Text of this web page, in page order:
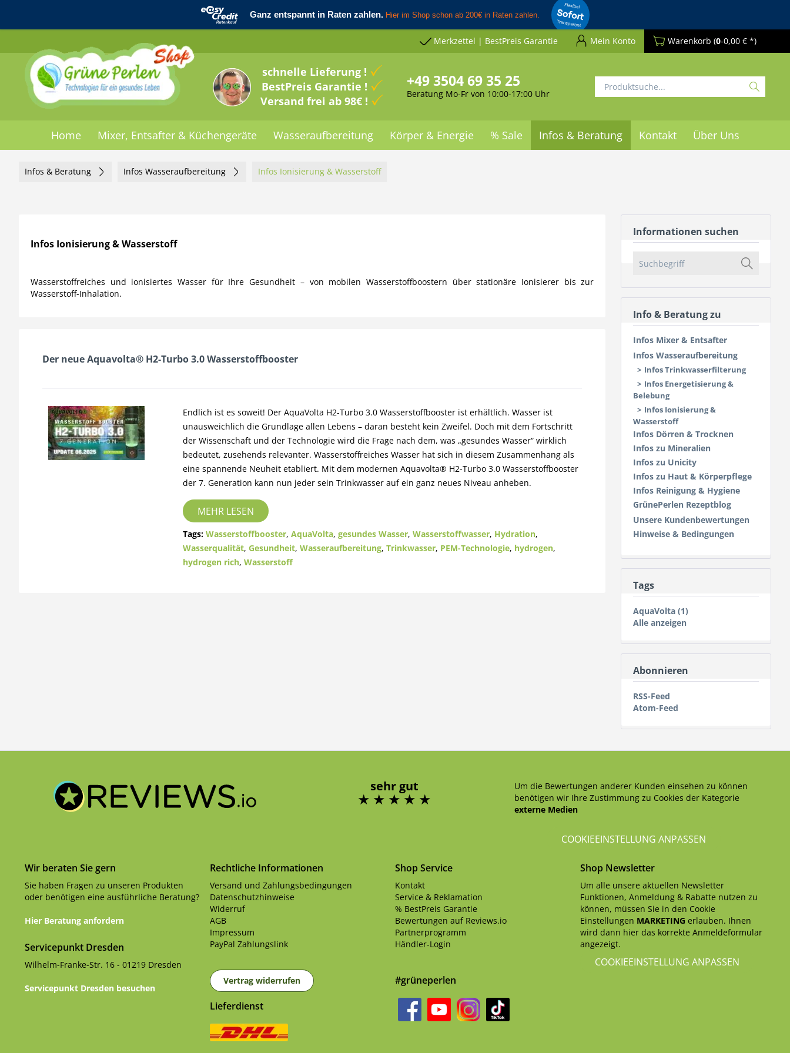
Merkzettel | BestPreis Garantie Mein Konto Warenkorb (0-0,00 € *)
schnelle Lieferung !
BestPreis Garantie !
Versand frei ab 98€ !
+49 3504 69 35 25
Beratung Mo-Fr von 10:00-17:00 Uhr
Home Mixer, Entsafter & Küchengeräte Wasseraufbereitung Körper & Energie % Sale Infos & Beratung Kontakt Über Uns
Infos & Beratung Infos Wasseraufbereitung Infos Ionisierung & Wasserstoff
Informationen suchen
Info & Beratung zu
Infos Mixer & Entsafter
Infos Wasseraufbereitung
Infos Trinkwasserfilterung
Infos Energetisierung &
Belebung
Infos Ionisierung &
Wasserstoff
Infos Dörren & Trocknen
Infos zu Mineralien
Infos zu Unicity
Infos zu Haut & Körperpflege
Infos Reinigung & Hygiene
GrünePerlen Rezeptblog
Unsere Kundenbewertungen
Hinweise & Bedingungen
Tags
AquaVolta (1)
Alle anzeigen
Abonnieren
RSS-Feed
Atom-Feed
Infos Ionisierung & Wasserstoff
Wasserstoffreiches und ionisiertes Wasser für Ihre Gesundheit – von mobilen Wasserstoffboostern über stationäre Ionisierer bis zur
Wasserstoff-Inhalation.
Der neue Aquavolta® H2-Turbo 3.0 Wasserstoffbooster
Endlich ist es soweit! Der AquaVolta H2-Turbo 3.0 Wasserstoffbooster ist erhältlich. Wasser ist
unausweichlich die Grundlage allen Lebens – daran besteht kein Zweifel. Doch mit dem Fortschritt
der Wissenschaft und der Technologie wird die Frage nach dem, was „gesundes Wasser“ wirklich
bedeutet, zusehends relevanter. Wasserstoffreiches Wasser hat sich in diesem Zusammenhang als
eine spannende Neuheit etabliert. Mit dem modernen Aquavolta® H2-Turbo 3.0 Wasserstoffbooster
der 7. Generation kann nun jeder sein Trinkwasser auf ein ganz neues Niveau anheben.
MEHR LESEN
Tags: Wasserstoffbooster, AquaVolta, gesundes Wasser, Wasserstoffwasser, Hydration,
Wasserqualität, Gesundheit, Wasseraufbereitung, Trinkwasser, PEM-Technologie, hydrogen,
hydrogen rich, Wasserstoff
sehr gut
Um die Bewertungen anderer Kunden einsehen zu können
benötigen wir Ihre Zustimmung zu Cookies der Kategorie
externe Medien
COOKIEEINSTELLUNG ANPASSEN
Wir beraten Sie gern
Sie haben Fragen zu unseren Produkten
oder benötigen eine ausführliche Beratung?
Hier Beratung anfordern
Servicepunkt Dresden
Wilhelm-Franke-Str. 16 - 01219 Dresden
Servicepunkt Dresden besuchen
Rechtliche Informationen
Versand und Zahlungsbedingungen
Datenschutzhinweise
Widerruf
AGB
Impressum
PayPal Zahlungslink
Vertrag widerrufen
Lieferdienst
Shop Service
Kontakt
Service & Reklamation
% BestPreis Garantie
Bewertungen auf Reviews.io
Partnerprogramm
Händler-Login
#grüneperlen
Shop Newsletter
Um alle unsere aktuellen Newsletter
Funktionen, Anmeldung & Rabatte nutzen zu
können, müssen Sie in den Cookie
Einstellungen MARKETING erlauben. Ihnen
wird dann hier das korrekte Anmeldeformular
angezeigt.
COOKIEEINSTELLUNG ANPASSEN